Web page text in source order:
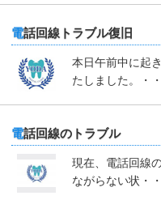
電話回線トラブル復旧
本日午前中に起
たしました。・
電話回線のトラブル
現在、電話回線
ながらない状・